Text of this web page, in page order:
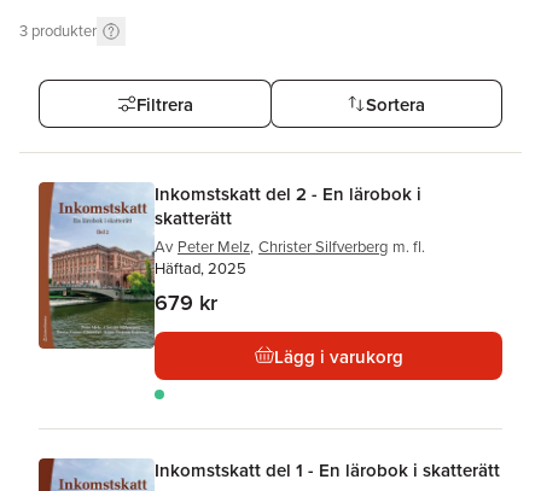
3 produkter
Filtrera Sortera
Inkomstskatt del 2 - En lärobok i
skatterätt
Av Peter Melz, Christer Silfverberg m. fl.
Häftad, 2025
679 kr
Lägg i varukorg
Inkomstskatt del 1 - En lärobok i skatterätt